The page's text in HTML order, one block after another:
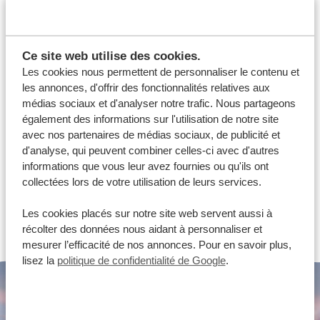
Ce site web utilise des cookies.
Les cookies nous permettent de personnaliser le contenu et
les annonces, d'offrir des fonctionnalités relatives aux
médias sociaux et d'analyser notre trafic. Nous partageons
également des informations sur l'utilisation de notre site
avec nos partenaires de médias sociaux, de publicité et
d'analyse, qui peuvent combiner celles-ci avec d'autres
informations que vous leur avez fournies ou qu'ils ont
collectées lors de votre utilisation de leurs services.
Les cookies placés sur notre site web servent aussi à
récolter des données nous aidant à personnaliser et
mesurer l’efficacité de nos annonces. Pour en savoir plus,
lisez la politique de confidentialité de Google.
Le secteur de Rushaga, dans la partie sud du parc
national de la forêt impénétrable de Bwindi abrite huit
familles de gorilles des montagnes, dont certaines ne
sont pas encore habituées à la présence humaine.
Pendant un trekking avec les gorilles, vous randonnez
sur des sentiers relativement difficiles, passant soit une
heure avec un groupe […]
VOIR CETTE ACTIVITÉ